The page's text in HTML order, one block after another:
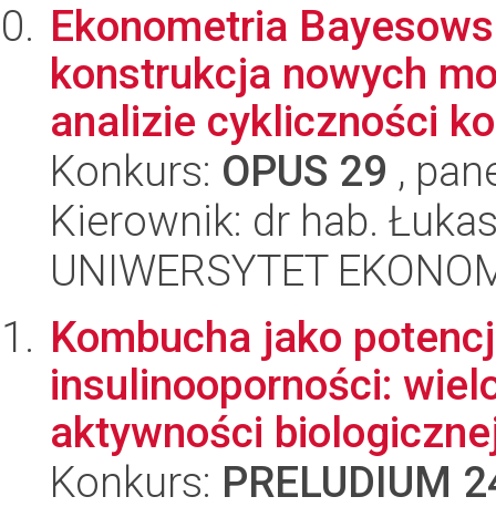
Ekonometria
konstrukcja nowych
analizie cykliczności
Konkurs: OPUS 29 ,
Kierownik: dr hab.
UNIWERSYTET
Kombucha jako
insulinooporności:
aktywności
Konkurs: PRELUDIUM